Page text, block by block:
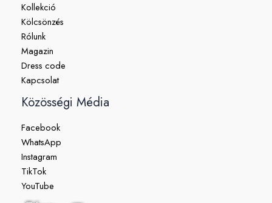
Kollekció
Kölcsönzés
Rólunk
Magazin
Dress code
Kapcsolat
Közösségi Média
Facebook
WhatsApp
Instagram
TikTok
YouTube